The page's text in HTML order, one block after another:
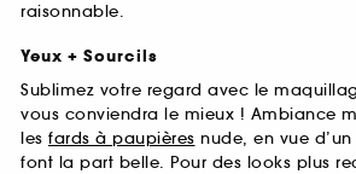
raisonnable.
Yeux + Sourcils
Sublimez votre regard avec le
vous conviendra le mieux ! Ambiance
les fards à paupières nude, en vue
font la part belle. Pour des looks plus